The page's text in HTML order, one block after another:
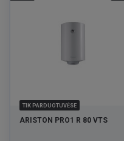
TIK PARDUOTUVĖSE
ARISTON PRO1 R 80 VTS